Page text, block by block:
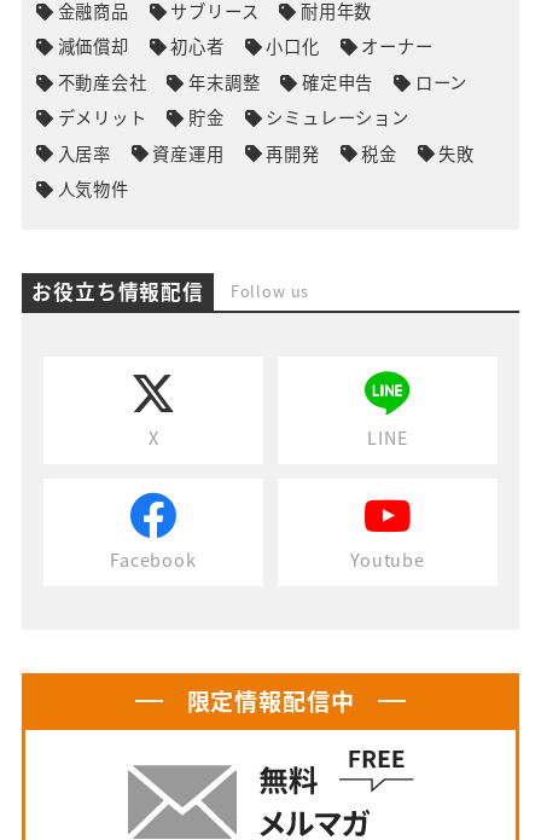
金融商品 サブリース
耐用年数
減価償却
初心者 小口化
オーナー
不動産会社
年末調整 確定申告
ローン
デメリット
貯金
シミュレーション
入居率
資産運用 再開発 税金
失敗
人気物件
お役立ち情報配信 Follow us
X LINE
Facebook Youtube
限定情報配信中